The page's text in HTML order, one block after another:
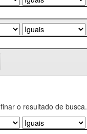
o resultado de busca.